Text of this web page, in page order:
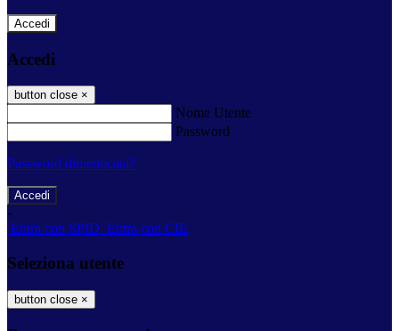
Accedi
Accedi
button close ×
Nome Utente
Password
Password dimenticata?
-
Entra con SPID Entra con CIE
Seleziona utente
button close ×